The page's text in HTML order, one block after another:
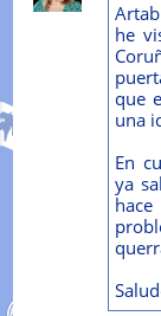
he
que
una
En
ya